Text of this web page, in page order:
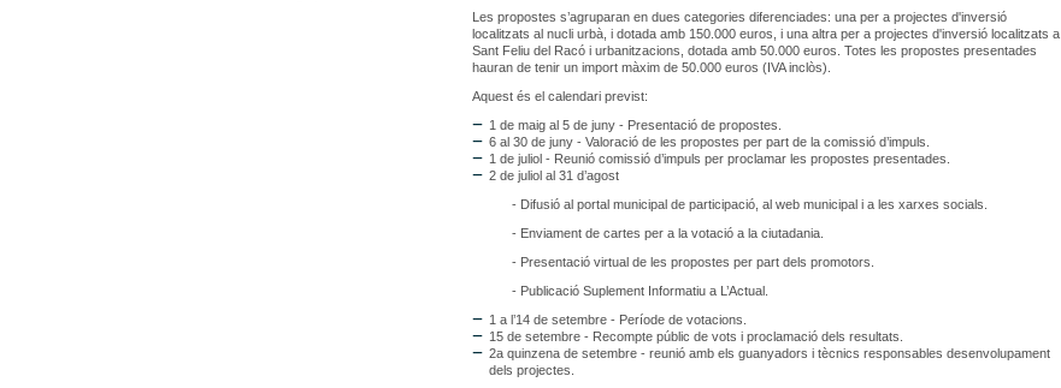
Les propostes s’agruparan en dues categories diferenciades: una per a projectes d'inversió
localitzats al nucli urbà, i dotada amb 150.000 euros, i una altra per a projectes d'inversió localitzats a
Sant Feliu del Racó i urbanitzacions, dotada amb 50.000 euros. Totes les propostes presentades
hauran de tenir un import màxim de 50.000 euros (IVA inclòs).
Aquest és el calendari previst:
1 de maig al 5 de juny - Presentació de propostes.
6 al 30 de juny - Valoració de les propostes per part de la comissió d’impuls.
1 de juliol - Reunió comissió d’impuls per proclamar les propostes presentades.
2 de juliol al 31 d’agost
- Difusió al portal municipal de participació, al web municipal i a les xarxes socials.
- Enviament de cartes per a la votació a la ciutadania.
- Presentació virtual de les propostes per part dels promotors.
- Publicació Suplement Informatiu a L’Actual.
1 a l’14 de setembre - Període de votacions.
15 de setembre - Recompte públic de vots i proclamació dels resultats.
2a quinzena de setembre - reunió amb els guanyadors i tècnics responsables desenvolupament
dels projectes.